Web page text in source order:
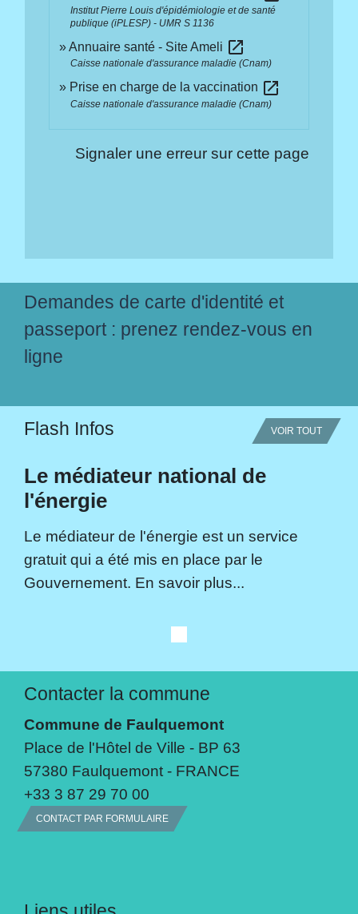
Institut Pierre Louis d'épidémiologie et de santé
publique (iPLESP) - UMR S 1136
Annuaire santé - Site Ameli open_in_new
Caisse nationale d'assurance maladie (Cnam)
Prise en charge de la vaccination open_in_new
Caisse nationale d'assurance maladie (Cnam)
Signaler une erreur sur cette page
Demandes de carte d'identité et
passeport : prenez rendez-vous en
ligne
Flash Infos VOIR TOUT
Le médiateur national de
l'énergie
Le médiateur de l'énergie est un service
gratuit qui a été mis en place par le
Gouvernement. En savoir plus...
Contacter la commune
Commune de Faulquemont
Place de l'Hôtel de Ville - BP 63
57380 Faulquemont - FRANCE
+33 3 87 29 70 00
CONTACT PAR FORMULAIRE